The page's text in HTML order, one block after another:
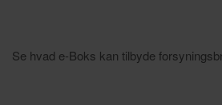
Se hvad e-Boks kan tilbyde